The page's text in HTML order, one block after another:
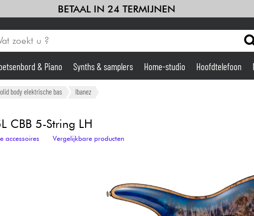
BETAAL IN 24 TERMIJNEN
Kinderen
& Piano Synths & samplers Home-studio Hoofdtelefoon
body elektrische bas Ibanez
CBB 5-String LH
accessoires Vergelijkbare producten